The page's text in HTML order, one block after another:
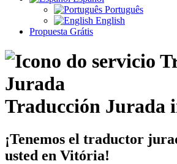
Português
English
Propuesta Grátis
Traducción Jurada
¡Tenemos el traductor
usted en Vitória!